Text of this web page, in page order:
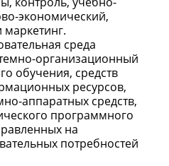
экономический,
среда
организационный
обучения, средств
ресурсов,
аппаратных средств,
программного
на
потребностей